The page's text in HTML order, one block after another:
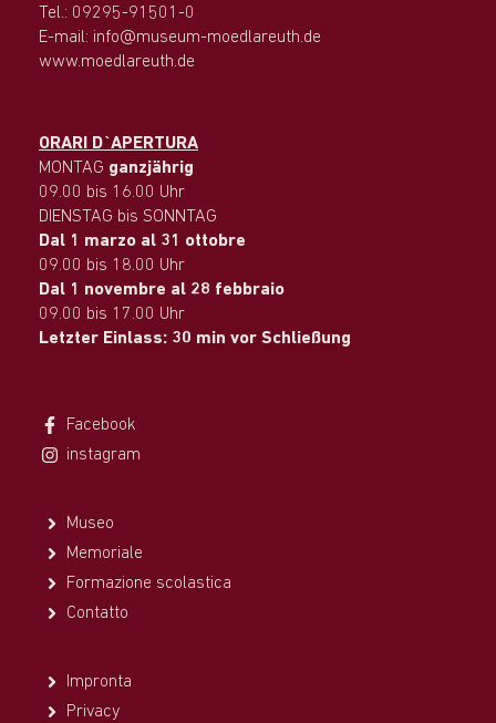
Tel.: 09295-91501-0
E-mail: info@museum-moedlareuth.de
www.moedlareuth.de
ORARI D`APERTURA
MONTAG ganzjährig
09.00 bis 16.00 Uhr
DIENSTAG bis SONNTAG
Dal 1 marzo al 31 ottobre
09.00 bis 18.00 Uhr
Dal 1 novembre al 28 febbraio
09.00 bis 17.00 Uhr
Letzter Einlass: 30 min vor Schließung
Facebook
instagram
Museo
Memoriale
Formazione scolastica
Contatto
Impronta
Privacy